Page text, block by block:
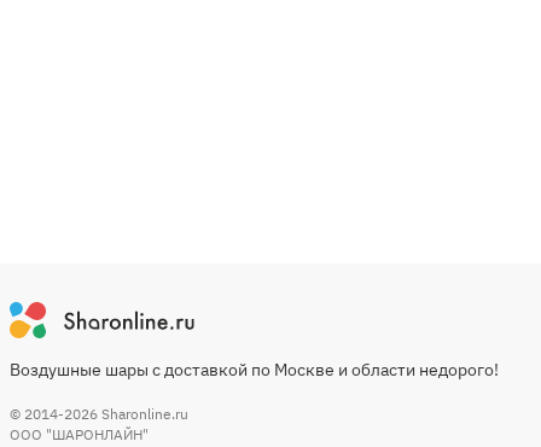
Воздушные шары с доставкой по Москве и области недорого!
© 2014-2026 Sharonline.ru
ООО "ШАРОНЛАЙН"